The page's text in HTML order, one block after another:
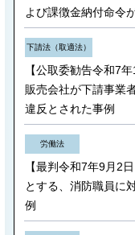
よび課徴金納付命令
下請法（取適法）
【公取委勧告令和7
販売会社が下請事業
違反とされた事例
労働法
【最判令和7年9月2
とする、消防職員に
例